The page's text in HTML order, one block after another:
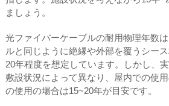
ましょう。
光ファイバーケーブルの耐用物理年数
ルと同じように絶縁や外部を覆うシー
20年程度を想定しています。しかし、
敷設状況によって異なり、屋内での使
の使用の場合は15~20年が目安です。